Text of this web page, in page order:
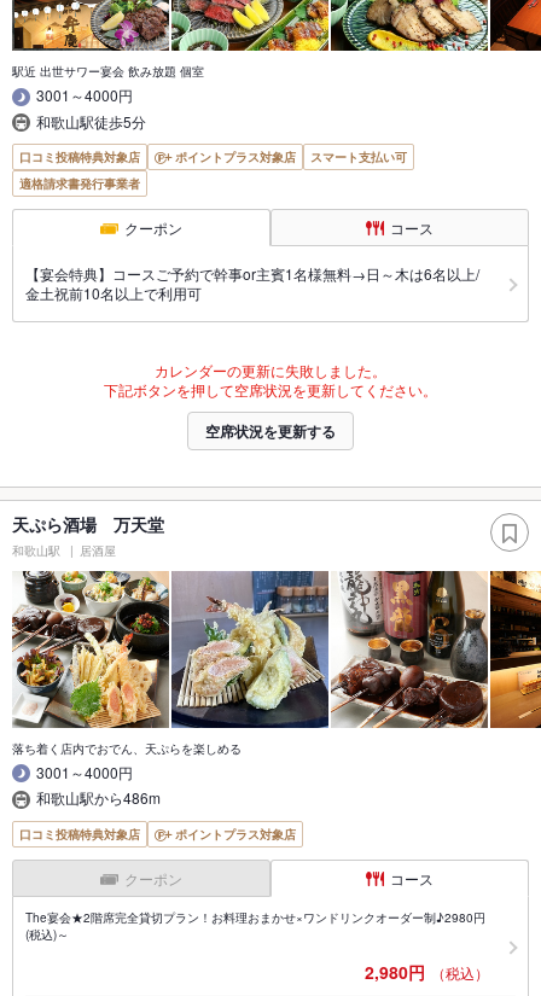
駅近 出世サワー宴会 飲み放題 個室
3001～4000円
和歌山駅徒歩5分
口コミ投稿特典対象店 ポイントプラス対象店
スマート支払い可
適格請求書発行事業者
クーポン コース
【宴会特典】コースご予約で幹事or主賓1名様無料→日～木は6名以上/
金土祝前10名以上で利用可
カレンダーの更新に失敗しました。
下記ボタンを押して空席状況を更新してください。
空席状況を更新する
天ぷら酒場 万天堂
和歌山駅 居酒屋
落ち着く店内でおでん、天ぷらを楽しめる
3001～4000円
和歌山駅から486m
口コミ投稿特典対象店 ポイントプラス対象店
クーポン コース
The宴会★2階席完全貸切プラン！お料理おまかせ×ワンドリンクオーダー制♪2980円
(税込)～
2,980円 （税込）